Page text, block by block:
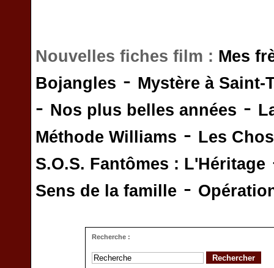
Nouvelles fiches film : Mes
Bojangles - Mystère à Saint-
- Nos plus belles années -
Méthode Williams - Les
S.O.S. Fantômes : L'Héritage
Sens de la famille -
Recherche :